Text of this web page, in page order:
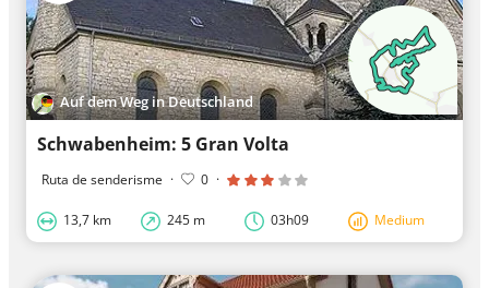
Auf dem Weg in Deutschland
Schwabenheim: 5 Gran Volta
Ruta de senderisme · 0 ·
13,7 km 245 m 03h09 Medium